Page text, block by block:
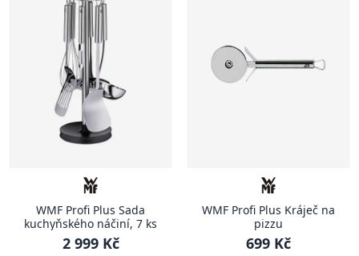
WMF Profi Plus Sada
kuchyňského náčiní, 7 ks
2 999 Kč
WMF Profi Plus Kráječ na
pizzu
699 Kč